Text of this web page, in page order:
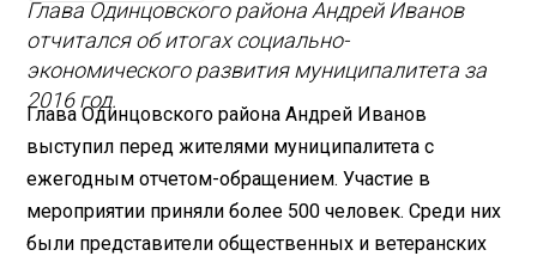
Глава Одинцовского района Андрей Иванов
отчитался об итогах социально-
экономического развития муниципалитета за
2016 год.
Глава Одинцовского района Андрей Иванов
выступил перед жителями муниципалитета с
ежегодным отчетом-обращением. Участие в
мероприятии приняли более 500 человек. Среди них
были представители общественных и ветеранских